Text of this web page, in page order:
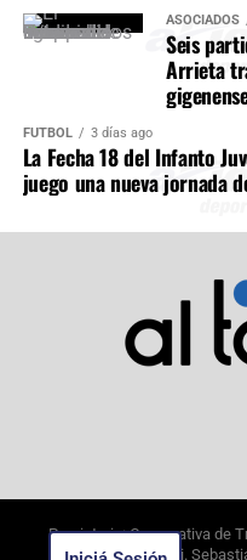
ASOCIADOS
Seis
Arrieta
FÚTBOL 3 días ago
La Fecha 18 del Infanto
juego una nueva jornada
Propietario: Cooperativa de
Alejandro Borghi.